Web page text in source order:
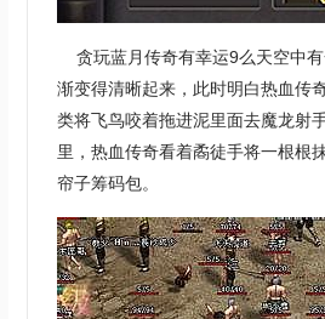
贪玩蓝月传奇有幸运9么天空中
渐变得清晰起来，此时明白热血传
类将飞鸟咬着拖进泥里面去魔龙射
里，热血传奇看着矞徒手将一根根
帘子筹码包。